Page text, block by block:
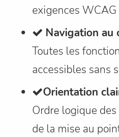
exigences WCAG
Navigation au
Toutes les
accessibles sans
Orientation
Ordre logique
de la mise au